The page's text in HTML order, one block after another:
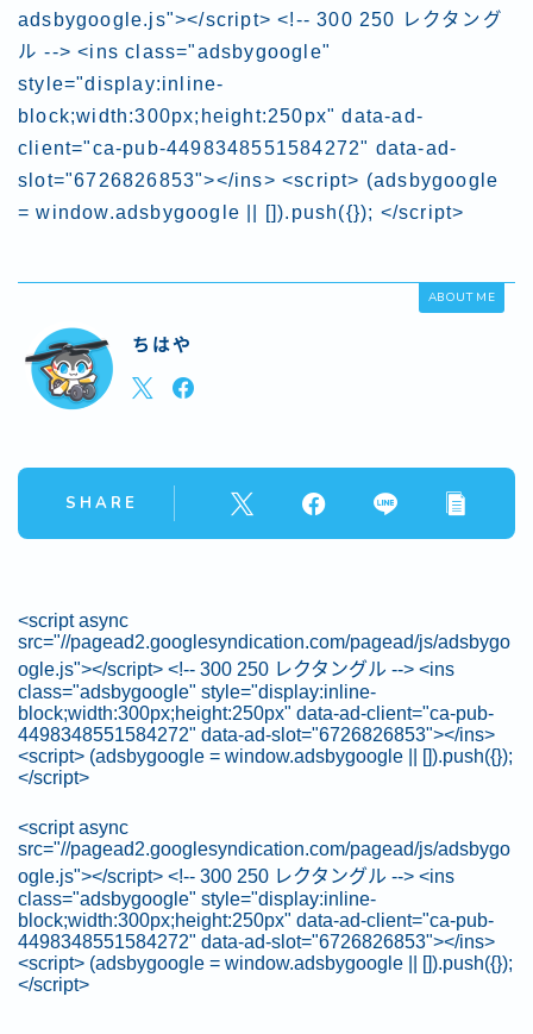
adsbygoogle.js"></script> <!-- 300 250 レクタング
ル --> <ins class="adsbygoogle"
style="display:inline-
block;width:300px;height:250px" data-ad-
client="ca-pub-4498348551584272" data-ad-
slot="6726826853"></ins> <script> (adsbygoogle
= window.adsbygoogle || []).push({}); </script>
ABOUT ME
ちはや
SHARE
<script async
src="//pagead2.googlesyndication.com/pagead/js/adsbygo
ogle.js"></script> <!-- 300 250 レクタングル --> <ins
class="adsbygoogle" style="display:inline-
block;width:300px;height:250px" data-ad-client="ca-pub-
4498348551584272" data-ad-slot="6726826853"></ins>
<script> (adsbygoogle = window.adsbygoogle || []).push({});
</script>
<script async
src="//pagead2.googlesyndication.com/pagead/js/adsbygo
ogle.js"></script> <!-- 300 250 レクタングル --> <ins
class="adsbygoogle" style="display:inline-
block;width:300px;height:250px" data-ad-client="ca-pub-
4498348551584272" data-ad-slot="6726826853"></ins>
<script> (adsbygoogle = window.adsbygoogle || []).push({});
</script>